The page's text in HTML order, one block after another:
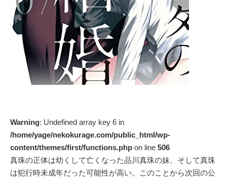
Warning: Undefined array key 6 in
/home/yage/nekokurage.com/public_html/wp-
content/themes/first/functions.php on line 506
真珠の正体は幼くして亡くなった品川真珠の妹、そして真珠
は犯行時未成年だった可能性が高い。このことから次回の公